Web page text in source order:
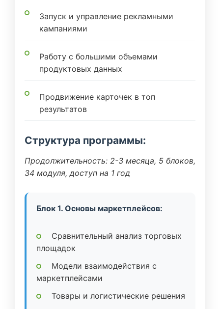
Запуск и управление рекламными
кампаниями
Работу с большими объемами
продуктовых данных
Продвижение карточек в топ
результатов
Структура программы:
Продолжительность: 2-3 месяца, 5 блоков,
34 модуля, доступ на 1 год
Блок 1. Основы маркетплейсов:
Сравнительный анализ торговых
площадок
Модели взаимодействия с
маркетплейсами
Товары и логистические решения